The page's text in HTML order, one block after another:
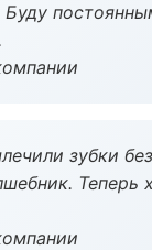
Буду
зубки
Теперь